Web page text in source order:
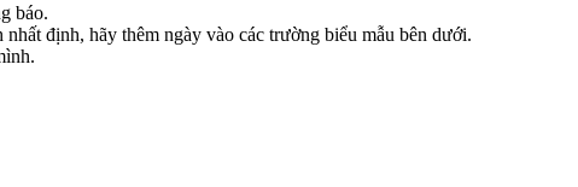
báo.
định, hãy thêm ngày vào các trường biểu mẫu bên dưới.